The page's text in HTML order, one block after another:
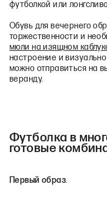
футболкой или
Обувь для вечернего
торжественности и
мюли на изящном
настроение и
можно отправиться на
веранду.
Футболка в
готовые
Первый образ.